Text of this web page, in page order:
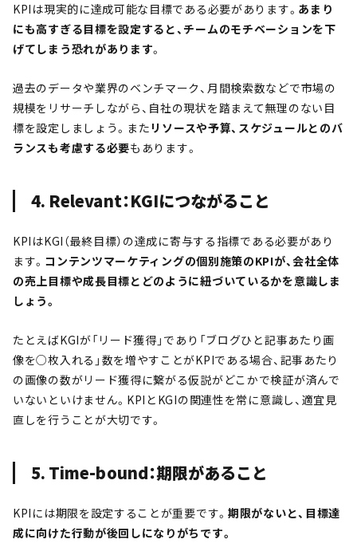
KPIは現実的に達成可能な目標である必要があります。 あまり
にも高すぎる目標を設定すると、チームのモチベーションを下
げてしまう恐れがあります。
過去のデータや業界のベンチマーク、月間検索数などで市場の
規模をリサーチしながら、自社の現状を踏まえて無理のない目
標を設定しましょう。また リソースや予算、スケジュールとのバ
ランスも考慮する必要もあります。
4. Relevant：KGIにつながること
KPIはKGI（最終目標）の達成に寄与する指標である必要があり
ます。 コンテンツマーケティングの個別施策のKPIが、会社全体
の売上目標や成長目標とどのように紐づいているかを意識しま
しょう。
たとえばKGIが「リード獲得」であり「ブログひと記事あたり画
像を○枚入れる」数を増やすことがKPIである場合、記事あたり
の画像の数がリード獲得に繋がる仮説がどこかで検証が済んで
いないといけません。KPIとKGIの関連性を常に意識し、適宜見
直しを行うことが大切です。
5. Time-bound：期限があること
KPIには期限を設定することが重要です。 期限がないと、目標達
成に向けた行動が後回しになりがちです。